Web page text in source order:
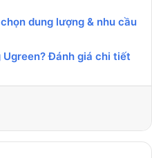
dung lượng & nhu cầu
Đánh giá chi tiết